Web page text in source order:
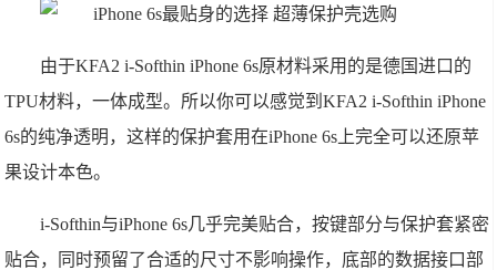
由于KFA2 i-Softhin iPhone 6s原材料采用的是德国进口的
TPU材料，一体成型。所以你可以感觉到KFA2 i-Softhin iPhone
6s的纯净透明，这样的保护套用在iPhone 6s上完全可以还原苹
果设计本色。
i-Softhin与iPhone 6s几乎完美贴合，按键部分与保护套紧密
贴合，同时预留了合适的尺寸不影响操作，底部的数据接口部